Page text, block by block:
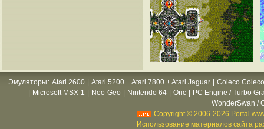
Эмуляторы : Atari 2600 Atari 5200 + Atari 7800 + Atari Jaguar
Coleco
Microsoft MSX-1 Neo-Geo Nintendo 64 Oric
PC Engine / Turbo
WonderSwan /
Copyright © 2006-2026 Portal
Использование материалов сайта